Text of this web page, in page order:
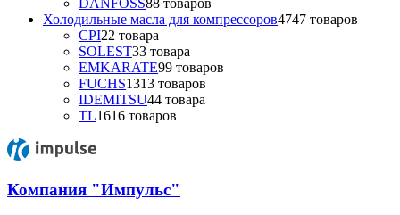
Холодильные масла для компрессоров4747 товаров
CPI22 товара
SOLEST33 товара
EMKARATE99 товаров
FUCHS1313 товаров
IDEMITSU44 товара
TL1616 товаров
Компания "Импульс"